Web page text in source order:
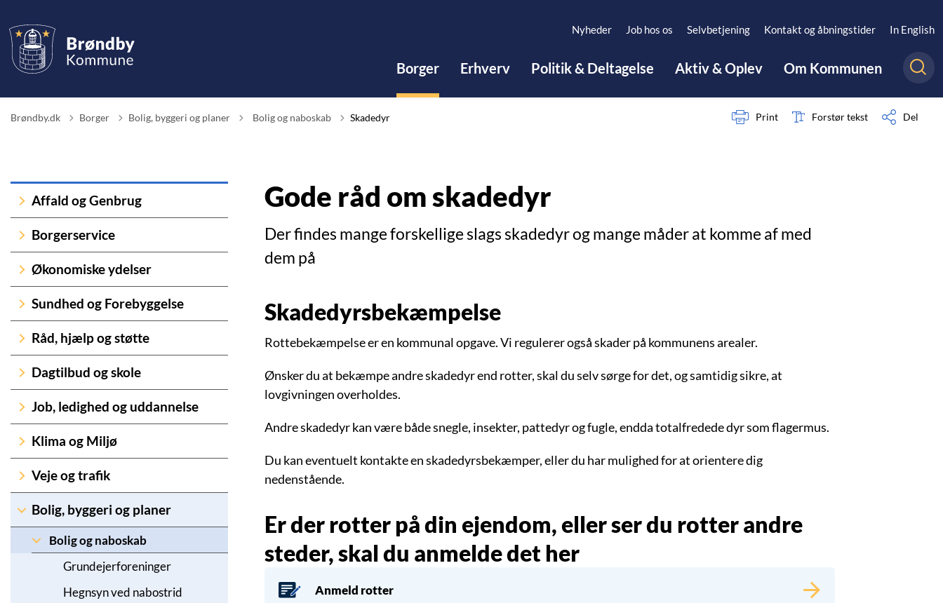
Nyheder Job hos os Selvbetjening Kontakt og åbningstider In English
Borger Erhverv Politik & Deltagelse Aktiv & Oplev Om Kommunen
Brøndby.dk Borger Bolig, byggeri og planer Tilbage til
Bolig og naboskab Skadedyr Print Forstør tekst Del
Affald og Genbrug
Borgerservice
Økonomiske ydelser
Sundhed og Forebyggelse
Råd, hjælp og støtte
Dagtilbud og skole
Job, ledighed og uddannelse
Klima og Miljø
Veje og trafik
Bolig, byggeri og planer
Bolig og naboskab
Grundejerforeninger
Hegnsyn ved nabostrid
Gode råd om skadedyr
Der findes mange forskellige slags skadedyr og mange måder at komme af med
dem på
Skadedyrsbekæmpelse
Rottebekæmpelse er en kommunal opgave. Vi regulerer også skader på kommunens arealer.
Ønsker du at bekæmpe andre skadedyr end rotter, skal du selv sørge for det, og samtidig sikre, at
lovgivningen overholdes.
Andre skadedyr kan være både snegle, insekter, pattedyr og fugle, endda totalfredede dyr som flagermus.
Du kan eventuelt kontakte en skadedyrsbekæmper, eller du har mulighed for at orientere dig
nedenstående.
Er der rotter på din ejendom, eller ser du rotter andre
steder, skal du anmelde det her
Anmeld rotter